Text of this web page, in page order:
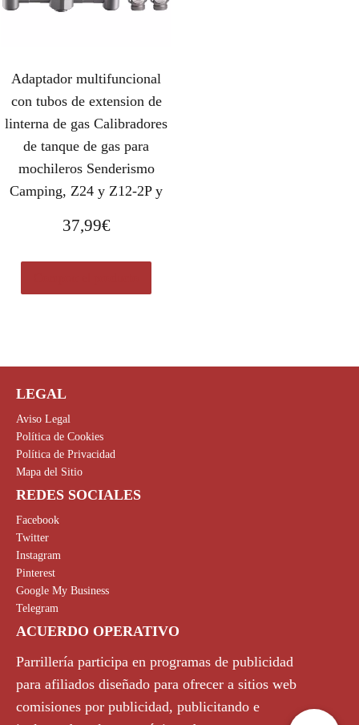
Adaptador multifuncional
con tubos de extension de
linterna de gas Calibradores
de tanque de gas para
mochileros Senderismo
Camping, Z24 y Z12-2P y
37,99€
LEGAL
Aviso Legal
Política de Cookies
Política de Privacidad
Mapa del Sitio
REDES SOCIALES
Facebook
Twitter
Instagram
Pinterest
Google My Business
Telegram
ACUERDO OPERATIVO
Parrillería participa en programas de publicidad
para afiliados diseñado para ofrecer a sitios web
comisiones por publicidad, publicitando e